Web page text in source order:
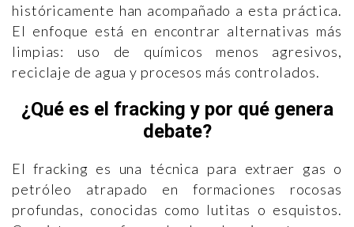
históricamente han acompañado a esta práctica.
El enfoque está en encontrar alternativas más
limpias: uso de químicos menos agresivos,
reciclaje de agua y procesos más controlados.
¿Qué es el fracking y por qué genera
debate?
El fracking es una técnica para extraer gas o
petróleo atrapado en formaciones rocosas
profundas, conocidas como lutitas o esquistos.